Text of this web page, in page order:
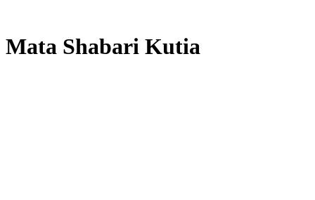
Mata Shabari Kutia